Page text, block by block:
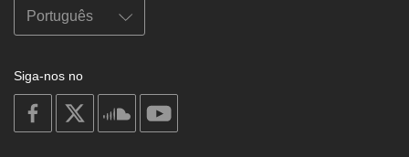
Siga-nos no
on
facebook
soundcloud